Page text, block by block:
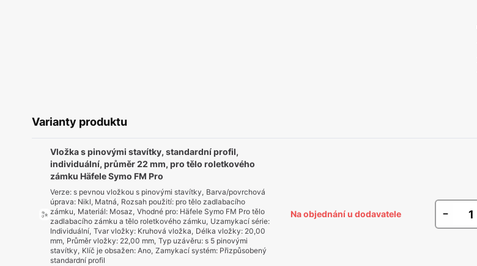
Varianty produktu
Vložka s pinovými stavítky, standardní profil,
individuální, průměr 22 mm, pro tělo roletkového
zámku Häfele Symo FM Pro
Verze: s pevnou vložkou s pinovými stavítky, Barva/povrchová
úprava: Nikl, Matná, Rozsah použití: pro tělo zadlabacího
zámku, Materiál: Mosaz, Vhodné pro: Häfele Symo FM Pro tělo
zadlabacího zámku a tělo roletkového zámku, Uzamykací série:
Individuální, Tvar vložky: Kruhová vložka, Délka vložky: 20,00
mm, Průměr vložky: 22,00 mm, Typ uzávěru: s 5 pinovými
stavítky, Klíč je obsažen: Ano, Zamykací systém: Přizpůsobený
standardní profil
Na objednání u dodavatele -